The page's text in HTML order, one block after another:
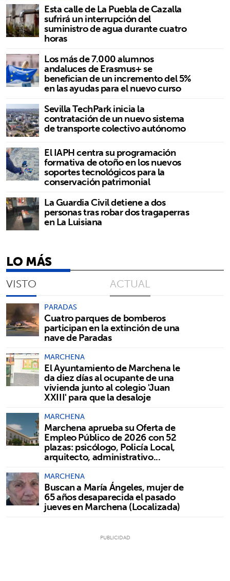
Esta calle de La Puebla de Cazalla
sufrirá un interrupción del
suministro de agua durante cuatro
horas
Los más de 7.000 alumnos
andaluces de Erasmus+ se
benefician de un incremento del 5%
en las ayudas para el nuevo curso
Sevilla TechPark inicia la
contratación de un nuevo sistema
de transporte colectivo autónomo
El IAPH centra su programación
formativa de otoño en los nuevos
soportes tecnológicos para la
conservación patrimonial
La Guardia Civil detiene a dos
personas tras robar dos tragaperras
en La Luisiana
LO MÁS
VISTO ACTUAL
PARADAS
Cuatro parques de bomberos
participan en la extinción de una
nave de Paradas
MARCHENA
El Ayuntamiento de Marchena le
da diez días al ocupante de una
vivienda junto al colegio 'Juan
XXIII' para que la desaloje
MARCHENA
Marchena aprueba su Oferta de
Empleo Público de 2026 con 52
plazas: psicólogo, Policía Local,
arquitecto, administrativo...
MARCHENA
Buscan a María Ángeles, mujer de
65 años desaparecida el pasado
jueves en Marchena (Localizada)